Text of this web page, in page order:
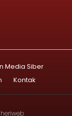
Media Siber
Kontak
heriweb